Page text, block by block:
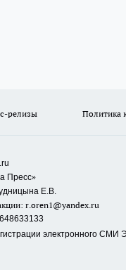
релизы Политика
Пресс»
Е.В.
r.oren1@yandex.ru
электронного